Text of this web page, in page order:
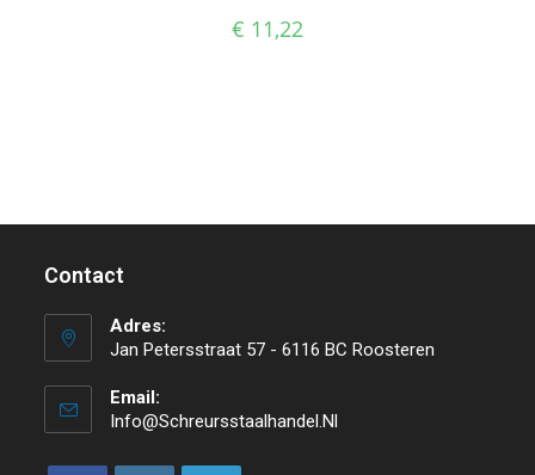
€ 11,22
Contact
Adres:
Jan Petersstraat 57 - 6116 BC Roosteren
Email:
Info@schreursstaalhandel.nl